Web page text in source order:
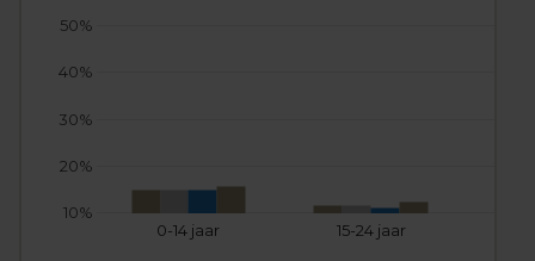
0-14 jaar 15-24 jaar
10%
20%
30%
40%
50%